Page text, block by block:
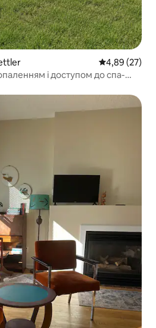
Середня
4,89 (27)
і доступом до спа-